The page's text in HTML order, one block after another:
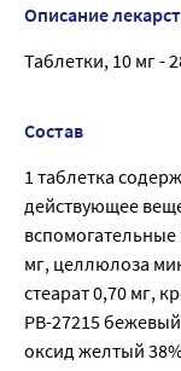
Описание
Таблетки, 10 мг -
Состав
1 таблетка
действующее
мг, целлюлоза
стеарат 0,70 мг,
РВ-27215
оксид желтый